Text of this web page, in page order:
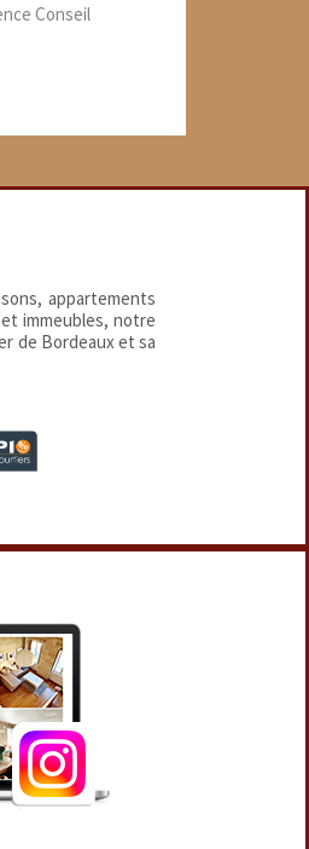
Conseil
appartements
immeubles, notre
de Bordeaux et sa